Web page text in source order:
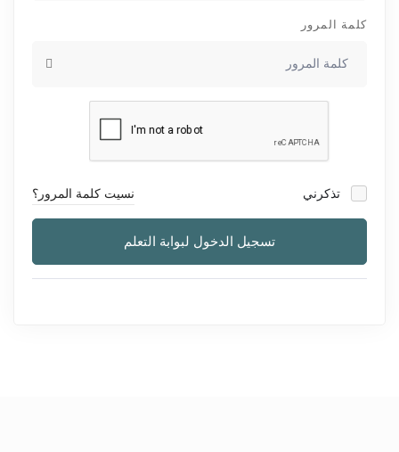
كلمة المرور
تذكرني نسيت كلمة المرور؟
تسجيل الدخول لبوابة التعلم